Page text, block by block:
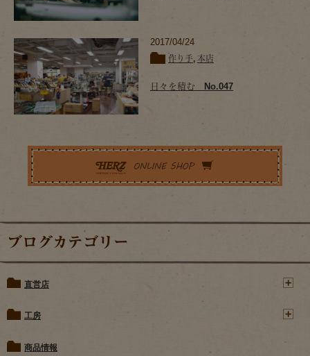
2017/04/24
作り手, 本店
日々を積む No.047
ブログカテゴリー
直営店
工房
商品情報